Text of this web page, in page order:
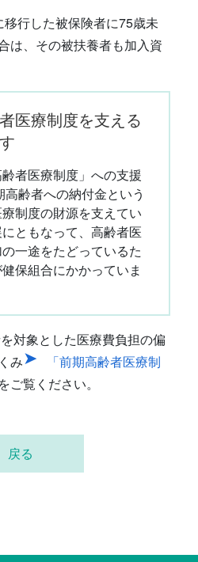
行した被保険者に75歳未
は、その被扶養者も加入資
医療制度を支える
者医療制度」への支援
齢者への納付金という
制度の財源を支えてい
ともなって、高齢者医
一途をたどっているた
保組合にかかっていま
対象とした医療費負担の偏
み
「前期高齢者医療制
ご覧ください。
戻る